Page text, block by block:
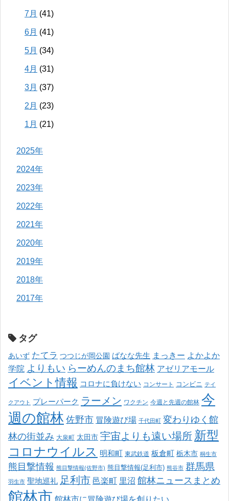
7月 (41)
6月 (41)
5月 (34)
4月 (31)
3月 (37)
2月 (23)
1月 (21)
2025年
2024年
2023年
2022年
2021年
2020年
2019年
2018年
2017年
タグ
あいず たてラ つつじが岡公園 ばなな先生 まっきー よかよか
学院 よりもい らーめんのまち館林 アゼリアモール
イベント情報 コロナに負けない コンサート コンビニ テイ
クアウト プレーパーク ラーメン ワクチン 今週と先週の館林 今
週の館林 佐野市 冒険遊び場 千代田町 変わりゆく館
林の街並み 大泉町 太田市 宇宙よりも遠い場所 新型
コロナウイルス 明和町 東武鉄道 板倉町 栃木市 桐生市
熊目撃情報 熊目撃情報(佐野市) 熊目撃情報(足利市) 熊谷市 群馬県
羽生市 聖地巡礼 足利市 邑楽町 里沼 館林ニュースまとめ
館林市 館林市に冒険遊び場を創りたい